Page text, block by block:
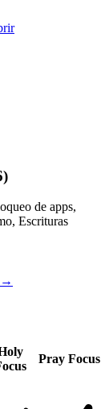
de apps,
Escrituras
→
Pray Focus